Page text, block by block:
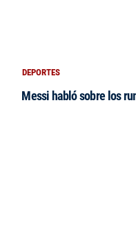
DEPORTES
Messi habló sobre los